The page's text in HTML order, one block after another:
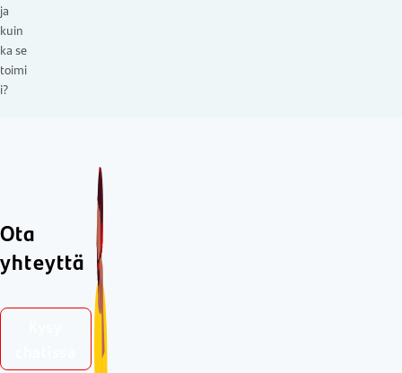
ja
kuin
ka se
toimi
i?
Ota
yhteyttä